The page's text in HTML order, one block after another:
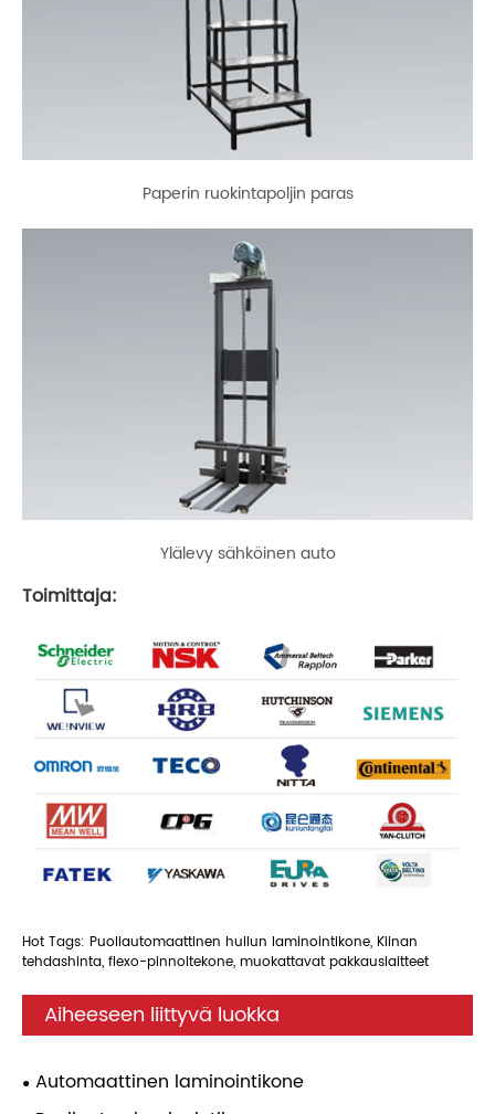
Paperin ruokintapoljin paras
Ylälevy sähköinen auto
Toimittaja:
Hot Tags: Puoliautomaattinen huilun laminointikone, Kiinan
tehdashinta, flexo-pinnoitekone, muokattavat pakkauslaitteet
Aiheeseen liittyvä luokka
Automaattinen laminointikone